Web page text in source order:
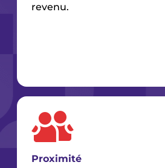
revenu.
Proximité